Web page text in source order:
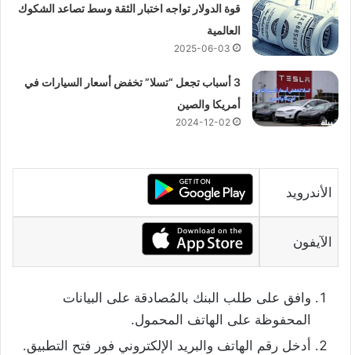
قوة الدولار تواجه اختبار الثقة وسط تصاعد الشكوك
العالمية
2025-06-03
3 أسباب تجعل “تسلا” تخفض أسعار السيارات في
أمريكا والصين
2024-12-02
الأندرويد
الآيفون
وافق على طلب البنك بالمُصادقة على البيانات
المحفوظة على الهاتف المحمول.
أدخل رقم الهاتف والبريد الإلكتروني فور فتح التطبيق.